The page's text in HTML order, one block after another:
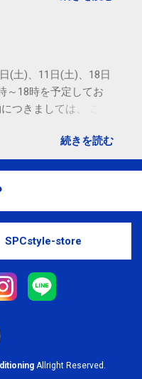
To stop
Google Inc., 1600
CA 94043,
(土)、11日(土)、18日
～18時を予定してお
つきましては、 こち
ますので、ご予約、
（ショートメッセ
続きを読む
SPCstyle-store
Allright Reserved.